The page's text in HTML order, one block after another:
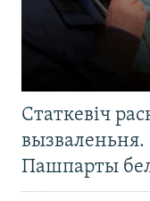
Статкевіч
вызваленьня.
Пашпарты